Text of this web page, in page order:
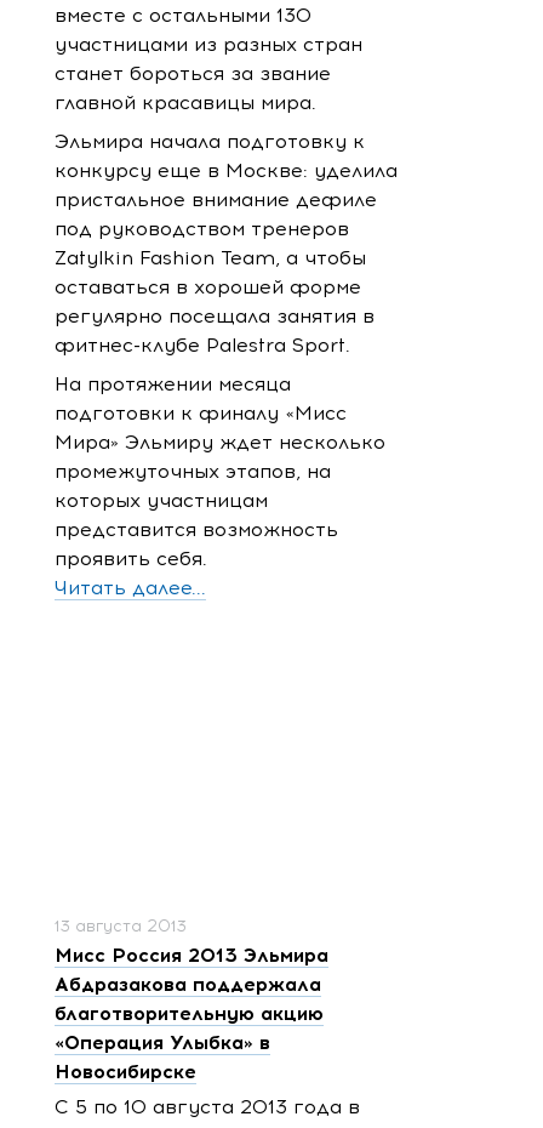
вместе с остальными 130
участницами из разных стран
станет бороться за звание
главной красавицы мира.
Эльмира начала подготовку к
конкурсу еще в Москве: уделила
пристальное внимание дефиле
под руководством тренеров
Zatylkin Fashion Team, а чтобы
оставаться в хорошей форме
регулярно посещала занятия в
фитнес-клубе Palestra Sport.
На протяжении месяца
подготовки к финалу «Мисс
Мира» Эльмиру ждет несколько
промежуточных этапов, на
которых участницам
представится возможность
проявить себя.
Читать далее...
13 августа 2013
Мисс Россия 2013 Эльмира
Абдразакова поддержала
благотворительную акцию
«Операция Улыбка» в
Новосибирске
С 5 по 10 августа 2013 года в